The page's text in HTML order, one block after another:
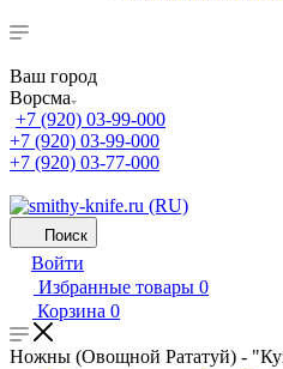
Ваш город
Ворсма
+7 (920) 03-99-000
+7 (920) 03-99-000
+7 (920) 03-77-000
Поиск
Войти
Избранные товары 0
Корзина 0
Ножны (Овощной Рататуй) -